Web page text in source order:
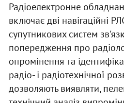
Радіоелектронне
включає дві навігаційні
супутникових систем
попередження про
опромінення та
радіо- і радіотехнічної
дозволяють виявляти,